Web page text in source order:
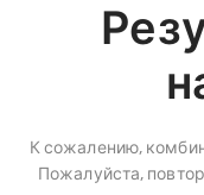
К сожалению,
Пожалуйста,